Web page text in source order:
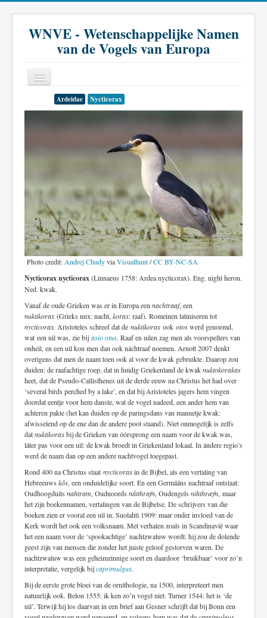
WNVE - Wetenschappelijke Namen
van de Vogels van Europa
Inleiding
Familie
Historie
Literatuur
Ardeidae Nycticorax
Photo credit: Andrej ChudyviaVisualhunt/CC BY-NC-SA
Nycticorax nycticorax(Linnaeus 1758: Ardea nycticorax). Eng. night heron.
Ned. kwak.
Vanaf de oude Grieken was er in Europa een nachtraaf, een
nuktikorax(Grieks nux: nacht, korax: raaf). Romeinen latiniseren tot
nycticorax. Aristoteles schreef dat de nuktikoraxook otoswerd genoemd,
wat een uil was, zie bij asio otus. Raaf en uilen zag men als voorspellers van
onheil, en een uil kon men dan ook náchtraaf noemen. Arnott 2007 denkt
overigens dat men de naam toen ook al voor de kwak gebruikte. Daarop zou
duiden: de raafachtige roep, dat in huidig Griekenland de kwaknuktokorakas
heet, dat de Pseudo-Callisthenes uit de derde eeuw na Christus het had over
‘several birds perched by a lake’, en dat bij Aristoteles jagers hem vingen
doordat eentje voor hem danste, wat de vogel nadeed, een ander hem van
achteren pakte (het kan duiden op de paringsdans van mannetje kwak:
afwisselend op de ene dan de andere poot staand). Niet onmogelijk is zelfs
datnuktikoraxbij de Grieken van óórsprong een naam voor de kwak was,
láter pas voor een uil: de kwak broedt in Griekenland lokaal. In ándere regio’s
werd de naam dan op een andere nachtvogel toegepast.
Rond 400 na Christus staat nycticoraxin de Bijbel, als een vertaling van
Hebreeuws kôs, een onduidelijke soort. En een Germááns nachtraaf ontstaat:
Oudhoogduits nahtram, Oudnoords nâtthrafn, Oudengels nihthræfn, maar
het zijn boekennamen, vertalingen van de Bijbelse. De schrijvers van die
boeken zien er vooral een uil in. Suolahti 1909: maar onder invloed van de
Kerk wordt het ook een volksnaam. Met verhalen zoals in Scandinavië waar
het een naam voor de ‘spookachtige’ nachtzwaluw wordt: hij zou de dolende
geest zijn van mensen die zonder het juiste geloof gestorven waren. De
nachtzwaluw was een geheimzinnige soort en daardoor ‘bruikbaar’ voor zo’n
interpretatie, vergelijk bijcaprimulgus.
Bij de eerste grote bloei van de ornithologie, na 1500, interpreteert men
natuurlijk ook. Belon 1555: ik ken zo’n vogel niet. Turner 1544: het is ‘de
uil’. Terwijl hij los daarvan in een brief aan Gesner schrijft dat bij Bonn een